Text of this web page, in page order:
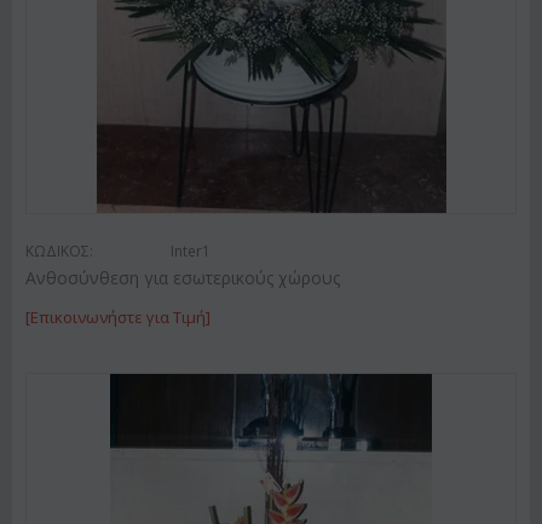
ΚΩΔΙΚΟΣ: Inter1
Ανθοσύνθεση για εσωτερικούς χώρους
[Επικοινωνήστε για Τιμή]